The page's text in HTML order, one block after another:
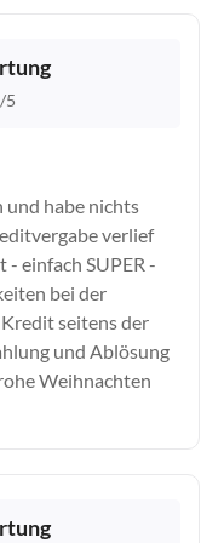
/5
und habe nichts
verlief
einfach SUPER -
bei der
seitens der
und Ablösung
Weihnachten